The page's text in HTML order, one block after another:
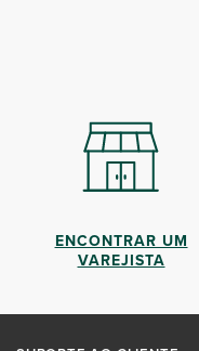
ENCONTRAR UM
VAREJISTA